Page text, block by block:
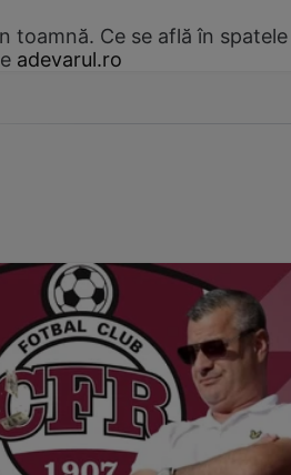
toamnă. Ce se află în spatele
adevarul.ro